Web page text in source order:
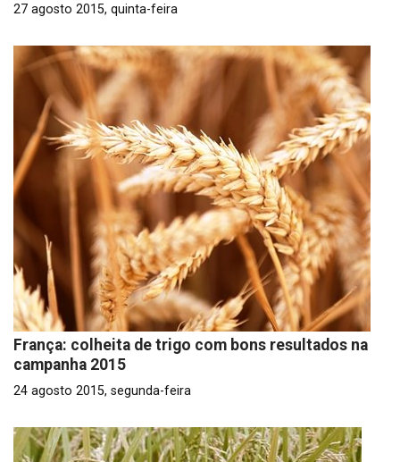
27 agosto 2015, quinta-feira
França: colheita de trigo com bons resultados na
campanha 2015
24 agosto 2015, segunda-feira